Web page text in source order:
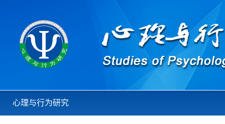
心理与行为研究